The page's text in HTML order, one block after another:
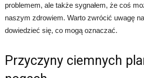
problemem, ale także sygnałem, że coś
naszym zdrowiem. Warto zwrócić uwagę
dowiedzieć się, co mogą oznaczać.
Przyczyny ciemnych